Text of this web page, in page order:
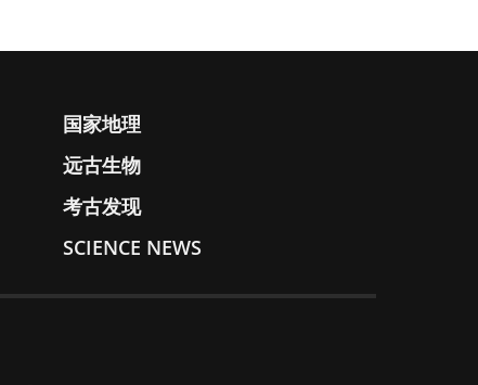
国家地理
远古生物
考古发现
SCIENCE NEWS